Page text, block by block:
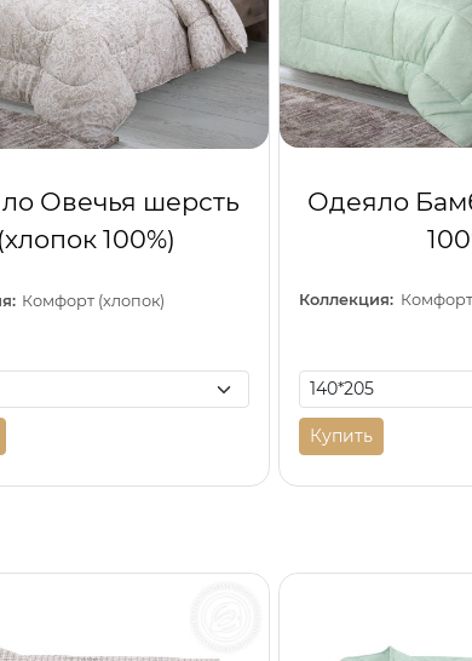
Овечья шерсть
(хлопок 100%)
Комфорт (хлопок)
Одеяло
Коллекция:
Купить